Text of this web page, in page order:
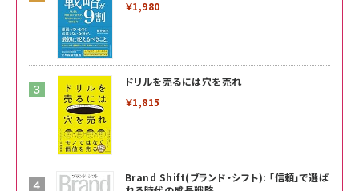
￥1,980
ドリルを売るには穴を売れ
￥1,815
Brand Shift(ブランド・シフト): 「信頼」で選ば